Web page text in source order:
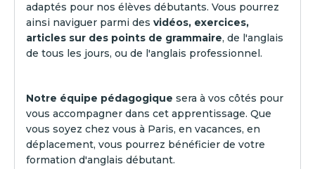
adaptés pour nos élèves débutants. Vous pourrez
ainsi naviguer parmi des vidéos, exercices,
articles sur des points de grammaire, de l'anglais
de tous les jours, ou de l'anglais professionnel.
Notre équipe pédagogique sera à vos côtés pour
vous accompagner dans cet apprentissage. Que
vous soyez chez vous à Paris, en vacances, en
déplacement, vous pourrez bénéficier de votre
formation d'anglais débutant.